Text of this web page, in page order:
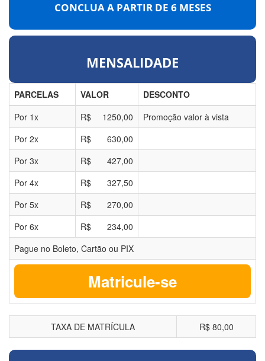
CONCLUA A PARTIR DE 6 MESES
MENSALIDADE
PARCELAS VALOR
DESCONTO
Por 1x R$ 1250,00
Promoção valor à vista
Por 2x R$
630,00
Por 3x R$
427,00
Por 4x R$
327,50
Por 5x R$
270,00
Por 6x R$
234,00
Pague no Boleto, Cartão ou PIX
Matricule-se
TAXA DE MATRÍCULA R$ 80,00